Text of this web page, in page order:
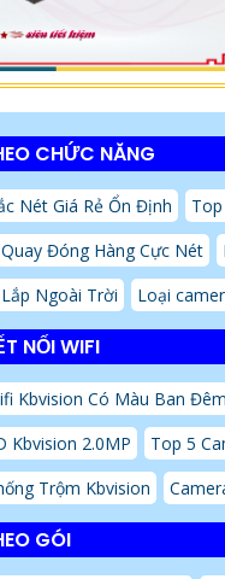
CHỨC NĂNG
Nét Giá Rẻ Ổn Định
Đóng Hàng Cực Nét
Ngoài Trời
Loại
NỐI WIFI
Kbvision Có Màu Ban Đêm
Kbvision 2.0MP
Top 5
Trộm Kbvision
GÓI